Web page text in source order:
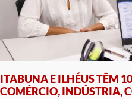
ITABUNA E ILHÉUS TÊM
COMÉRCIO, INDÚSTRIA,